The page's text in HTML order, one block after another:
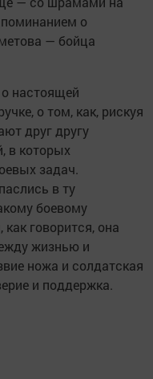
о
— бойца
настоящей
о том, как, рискуя
друг другу
в которых
задач.
в ту
боевому
говорится, она
жизнью и
ножа и солдатская
и поддержка.